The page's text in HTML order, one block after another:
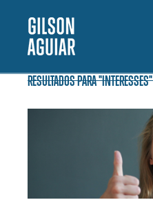
RESULTADOS PARA "INTERESSES"